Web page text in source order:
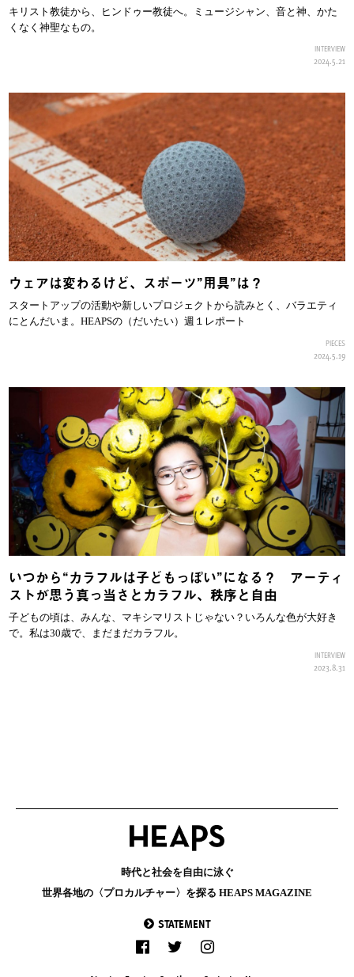
キリスト教徒から、ヒンドゥー教徒へ。ミュージシャン、音と神、かた
くなく神聖なもの。
INTERVIEW
2024.5.21
ウェアは変わるけど、スポーツ”用具”は？
スタートアップの活動や新しいプロジェクトから読みとく、バラエティ
にとんだいま。HEAPSの（だいたい）週１レポート
PIECES
2024.5.19
いつから“カラフルは子どもっぽい”になる？ アーティ
ストが思う真っ当さとカラフル、秩序と自由
子どもの頃は、みんな、マキシマリストじゃない？いろんな色が大好き
で。私は30歳で、まだまだカラフル。
INTERVIEW
2023.8.31
時代と社会を自由に泳ぐ
世界各地の〈プロカルチャー〉を探る HEAPS MAGAZINE
STATEMENT